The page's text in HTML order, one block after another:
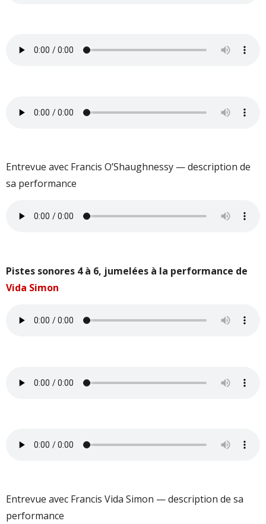
Entrevue avec Francis O’Shaughnessy — description de
sa performance
Pistes sonores 4 à 6, jumelées à la performance de
Vida Simon
Entrevue avec Francis Vida Simon — description de sa
performance